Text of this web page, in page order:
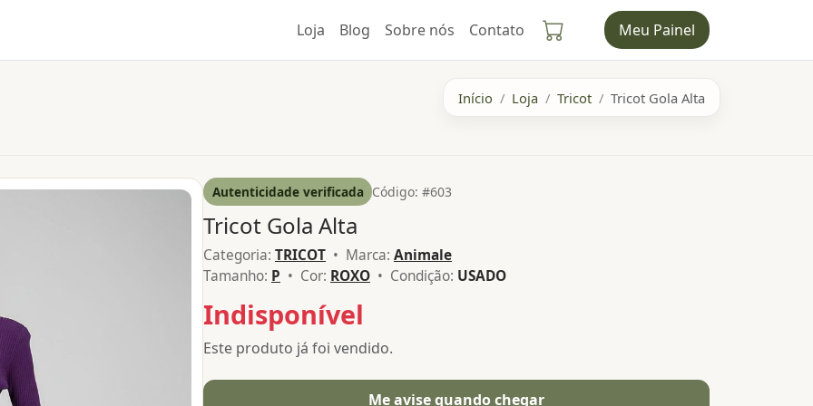
Loja Blog Sobre nós Contato Meu Painel
Início Loja Tricot Tricot Gola Alta
Autenticidade verificada Código: #603
Tricot Gola Alta
Categoria: TRICOT • Marca: Animale
Tamanho: P • Cor: ROXO • Condição: USADO
Indisponível
Este produto já foi vendido.
Me avise quando chegar